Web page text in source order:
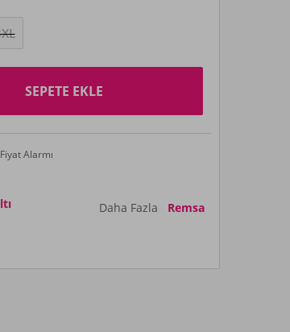
SEPETE EKLE
Fiyat Alarmı
Daha Fazla Remsa